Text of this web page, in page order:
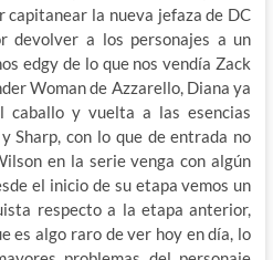
capitanear la nueva jefaza de DC
devolver a los personajes a un
edgy de lo que nos vendía Zack
Woman de Azzarello, Diana ya
caballo y vuelta a las esencias
Sharp, con lo que de entrada no
en la serie venga con algún
el inicio de su etapa vemos un
respecto a la etapa anterior,
es algo raro de ver hoy en día, lo